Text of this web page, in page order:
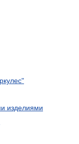
изделиями